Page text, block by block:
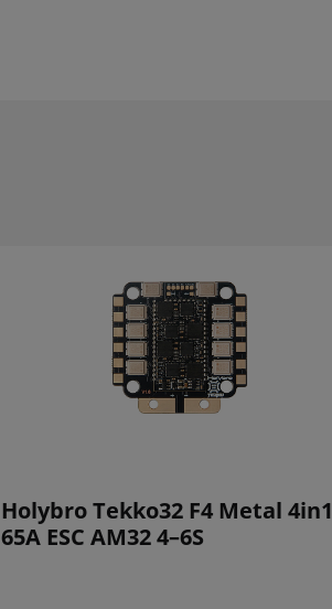
Holybro Tekko32 F4 Metal 4in1
65A ESC AM32 4–6S